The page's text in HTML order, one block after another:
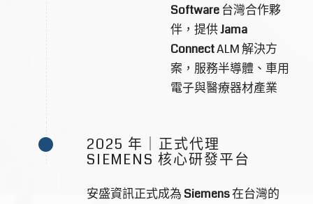
Software台灣合作夥
伴，提供Jama
ConnectALM 解決方
案，服務半導體、車用
電子與醫療器材產業
2025 年｜正式代理
SIEMENS 核心研發平台
安盛資訊正式成為Siemens在台灣的